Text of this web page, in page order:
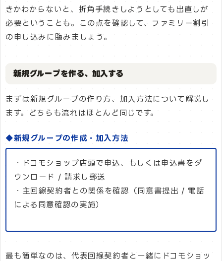
きかわからないと、折角手続きしようとしても出直しが
必要ということも。この点を確認して、ファミリー割引
の申し込みに臨みましょう。
新規グループを作る、加入する
まずは新規グループの作り方、加入方法について解説し
ます。どちらも流れはほとんど同じです。
◆新規グループの作成・加入方法
・ドコモショップ店頭で申込、もしくは申込書をダ
ウンロード / 請求し郵送
・主回線契約者との関係を確認（同意書提出 / 電話
による同意確認の実施）
最も簡単なのは、代表回線契約者と一緒にドコモショッ